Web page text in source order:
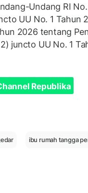
Undang RI
UU No. 1 Tahun
2026 tentang
juncto UU No. 1
Republika
ibu rumah tangga